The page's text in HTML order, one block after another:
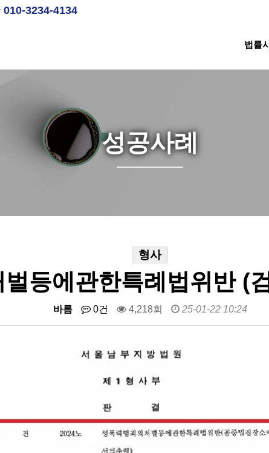
010-3234-4134
법률
성공사례
형사
등에관한특례법위반 (
바름 0건 4,218회 25-01-22 10:24